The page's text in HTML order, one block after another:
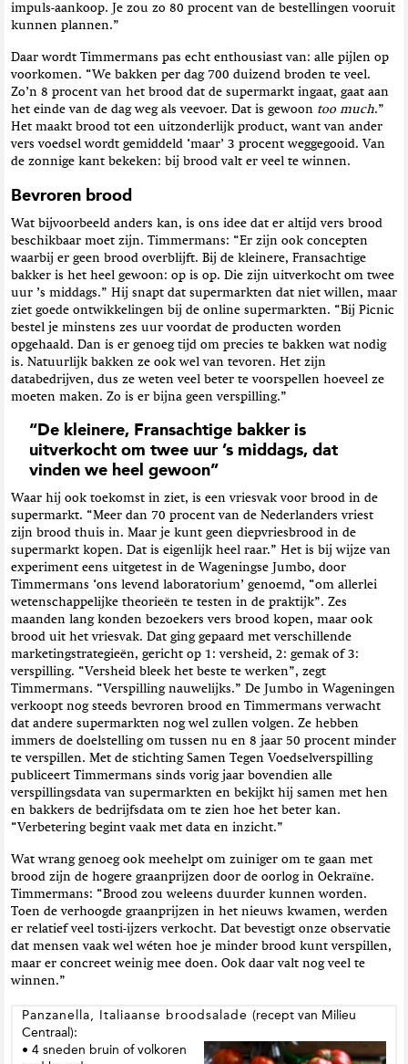
impuls-aankoop. Je zou zo 80 procent van de bestellingen vooruit
kunnen plannen.”
Daar wordt Timmermans pas echt enthousiast van: alle pijlen op
voorkomen. “We bakken per dag 700 duizend broden te veel.
Zo’n 8 procent van het brood dat de supermarkt ingaat, gaat aan
het einde van de dag weg als veevoer. Dat is gewoon too much.”
Het maakt brood tot een uitzonderlijk product, want van ander
vers voedsel wordt gemiddeld ‘maar’ 3 procent weggegooid. Van
de zonnige kant bekeken: bij brood valt er veel te winnen.
Bevroren brood
Wat bijvoorbeeld anders kan, is ons idee dat er altijd vers brood
beschikbaar moet zijn. Timmermans: “Er zijn ook concepten
waarbij er geen brood overblijft. Bij de kleinere, Fransachtige
bakker is het heel gewoon: op is op. Die zijn uitverkocht om twee
uur ’s middags.” Hij snapt dat supermarkten dat niet willen, maar
ziet goede ontwikkelingen bij de online supermarkten. “Bij Picnic
bestel je minstens zes uur voordat de producten worden
opgehaald. Dan is er genoeg tijd om precies te bakken wat nodig
is. Natuurlijk bakken ze ook wel van tevoren. Het zijn
databedrijven, dus ze weten veel beter te voorspellen hoeveel ze
moeten maken. Zo is er bijna geen verspilling.”
“De kleinere, Fransachtige bakker is
uitverkocht om twee uur ’s middags, dat
vinden we heel gewoon”
Waar hij ook toekomst in ziet, is een vriesvak voor brood in de
supermarkt. “Meer dan 70 procent van de Nederlanders vriest
zijn brood thuis in. Maar je kunt geen diepvriesbrood in de
supermarkt kopen. Dat is eigenlijk heel raar.” Het is bij wijze van
experiment eens uitgetest in de Wageningse Jumbo, door
Timmermans ‘ons levend laboratorium’ genoemd, “om allerlei
wetenschappelijke theorieën te testen in de praktijk”. Zes
maanden lang konden bezoekers vers brood kopen, maar ook
brood uit het vriesvak. Dat ging gepaard met verschillende
marketingstrategieën, gericht op 1: versheid, 2: gemak of 3:
verspilling. “Versheid bleek het beste te werken”, zegt
Timmermans. “Verspilling nauwelijks.” De Jumbo in Wageningen
verkoopt nog steeds bevroren brood en Timmermans verwacht
dat andere supermarkten nog wel zullen volgen. Ze hebben
immers de doelstelling om tussen nu en 8 jaar 50 procent minder
te verspillen. Met de stichting Samen Tegen Voedselverspilling
publiceert Timmermans sinds vorig jaar bovendien alle
verspillingsdata van supermarkten en bekijkt hij samen met hen
en bakkers de bedrijfsdata om te zien hoe het beter kan.
“Verbetering begint vaak met data en inzicht.”
Wat wrang genoeg ook meehelpt om zuiniger om te gaan met
brood zijn de hogere graanprijzen door de oorlog in Oekraïne.
Timmermans: “Brood zou weleens duurder kunnen worden.
Toen de verhoogde graanprijzen in het nieuws kwamen, werden
er relatief veel tosti-ijzers verkocht. Dat bevestigt onze observatie
dat mensen vaak wel wéten hoe je minder brood kunt verspillen,
maar er concreet weinig mee doen. Ook daar valt nog veel te
winnen.”
Panzanella, Italiaanse broodsalade (recept van Milieu
Centraal):
• 4 sneden bruin of volkoren